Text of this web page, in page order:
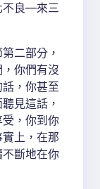
不良—來三
二部分，
你們有沒
，你甚至
見這話，
，你到你
上，在那
斷地在你